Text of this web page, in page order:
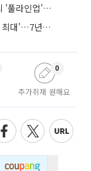
D램·낸드 모두 세계 1위…삼성, AI 메모리 '풀라인업'으로 승부
갤럭시 Z 폴드8, 사전판매 144만대 '역대 최대'…7년만에 갤노트10 기록 넘어
추가취재 원해요
0